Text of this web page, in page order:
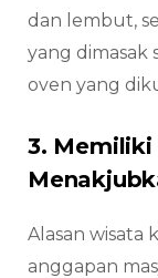
dan lembut,
yang dimasak
oven yang
3. Memiliki
Alasan wisata
anggapan